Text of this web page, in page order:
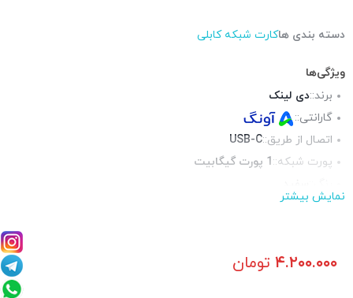
دسته بندی هاکارت شبکه کابلی
ویژگی‌ها
برند::دی لینک
گارانتی::
اتصال از طریق::USB-C
پورت شبکه::1 پورت گیگابیت
چراغ LED وضعیت::
نمایش بیشتر
۴.۲۰۰.۰۰۰ تومان